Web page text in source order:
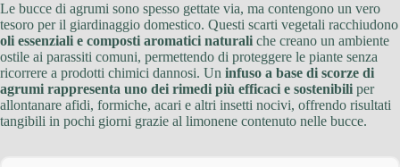
Le bucce di agrumi sono spesso gettate via, ma contengono un vero
tesoro per il giardinaggio domestico. Questi scarti vegetali racchiudono
oli essenziali e composti aromatici naturali che creano un ambiente
ostile ai parassiti comuni, permettendo di proteggere le piante senza
ricorrere a prodotti chimici dannosi. Un infuso a base di scorze di
agrumi rappresenta uno dei rimedi più efficaci e sostenibili per
allontanare afidi, formiche, acari e altri insetti nocivi, offrendo risultati
tangibili in pochi giorni grazie al limonene contenuto nelle bucce.